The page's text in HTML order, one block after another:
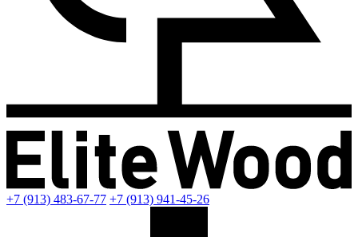
+7 (913) 483-67-77 +7 (913) 941-45-26